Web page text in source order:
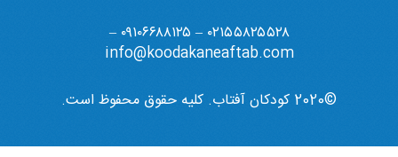
۰۲۱۵۵۸۲۵۵۲۸ – ۰۹۱۰۶۶۸۸۱۲۵ –
info@koodakaneaftab.com
©2020 کودکان آفتاب. کلیه حقوق محفوظ است.